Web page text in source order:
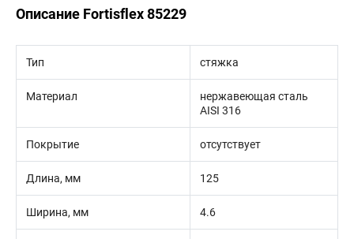
Описание Fortisflex 85229
Тип стяжка
Материал
нержавеющая сталь
AISI 316
Покрытие отсутствует
Длина, мм 125
Ширина, мм 4.6